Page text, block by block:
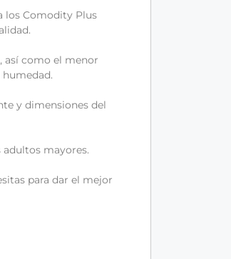
los Comodity Plus
así como el menor
y dimensiones del
mayores.
para dar el mejor